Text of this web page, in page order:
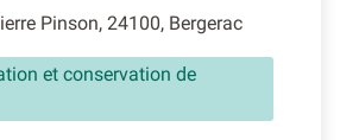
Pinson, 24100, Bergerac
et conservation de